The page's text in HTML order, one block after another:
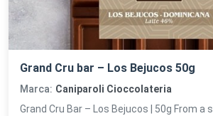
Grand Cru bar – Los Bejucos 50g
Marca: Caniparoli Cioccolateria
Grand Cru Bar – Los Bejucos | 50g From